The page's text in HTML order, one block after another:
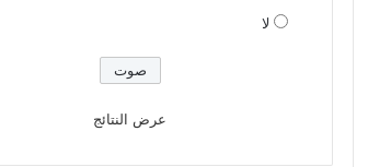
لا
عرض النتائج